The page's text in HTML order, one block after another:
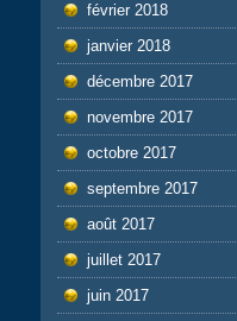
février 2018
janvier 2018
décembre 2017
novembre 2017
octobre 2017
septembre 2017
août 2017
juillet 2017
juin 2017